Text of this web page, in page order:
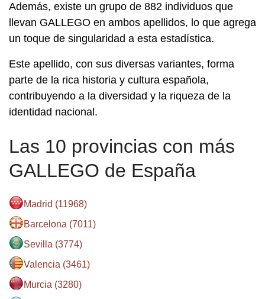
Además, existe un grupo de 882 individuos que
llevan GALLEGO en ambos apellidos, lo que agrega
un toque de singularidad a esta estadística.
Este apellido, con sus diversas variantes, forma
parte de la rica historia y cultura española,
contribuyendo a la diversidad y la riqueza de la
identidad nacional.
Las 10 provincias con más
GALLEGO de España
Madrid (11968)
Barcelona (7011)
Sevilla (3774)
Valencia (3461)
Murcia (3280)